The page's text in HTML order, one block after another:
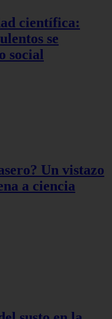
científica:
se
social
Un vistazo
a ciencia